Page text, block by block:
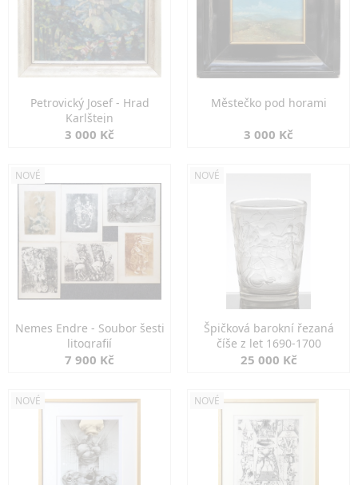
Petrovický Josef - Hrad
Karlštejn
3 000 Kč
Městečko pod horami
3 000 Kč
NOVÉ
Nemes Endre - Soubor šesti
litografií
7 900 Kč
NOVÉ
Špičková barokní řezaná
číše z let 1690-1700
25 000 Kč
NOVÉ NOVÉ